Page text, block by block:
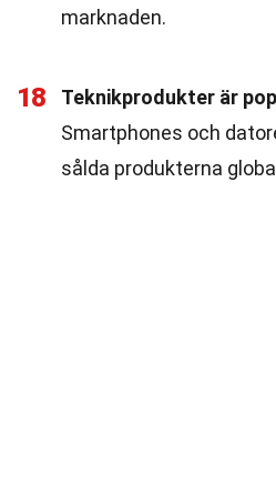
marknaden.
18
Teknikprodukter är
Smartphones och
sålda produkterna